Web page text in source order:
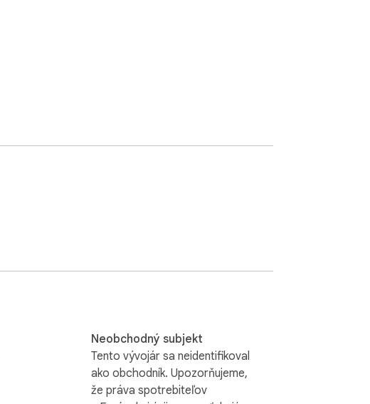
Neobchodný subjekt
Tento vývojár sa neidentifikoval
ako obchodník. Upozorňujeme,
že práva spotrebiteľov